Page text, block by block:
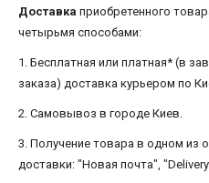
Доставка приобретенного
четырьмя способами:
1. Бесплатная или платная* (в
заказа) доставка курьером по
2. Самовывоз в городе Киев.
3. Получение товара в одном из
доставки: "Новая почта",